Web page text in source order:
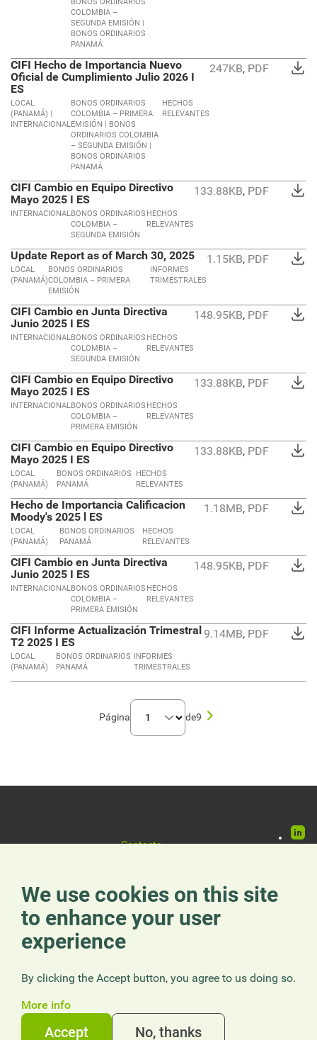
COLOMBIA –
SEGUNDA EMISIÓN |
BONOS ORDINARIOS
PANAMÁ
CIFI Hecho de Importancia Nuevo
Oficial de Cumplimiento Julio 2026 I
ES
LOCAL
(PANAMÁ) |
INTERNACIONAL
BONOS ORDINARIOS
COLOMBIA – PRIMERA
EMISIÓN | BONOS
ORDINARIOS COLOMBIA
– SEGUNDA EMISIÓN |
BONOS ORDINARIOS
PANAMÁ
HECHOS
RELEVANTES
247KB, PDF
CIFI Cambio en Equipo Directivo
Mayo 2025 I ES
INTERNACIONALBONOS ORDINARIOS
COLOMBIA –
SEGUNDA EMISIÓN
HECHOS
RELEVANTES
133.88KB, PDF
Update Report as of March 30, 2025
LOCAL
(PANAMÁ)
BONOS ORDINARIOS
COLOMBIA – PRIMERA
EMISIÓN
INFORMES
TRIMESTRALES
1.15KB, PDF
CIFI Cambio en Junta Directiva
Junio 2025 I ES
INTERNACIONALBONOS ORDINARIOS
COLOMBIA –
SEGUNDA EMISIÓN
HECHOS
RELEVANTES
148.95KB, PDF
CIFI Cambio en Equipo Directivo
Mayo 2025 I ES
INTERNACIONALBONOS ORDINARIOS
COLOMBIA –
PRIMERA EMISIÓN
HECHOS
RELEVANTES
133.88KB, PDF
CIFI Cambio en Equipo Directivo
Mayo 2025 I ES
LOCAL
(PANAMÁ)
BONOS ORDINARIOS
PANAMÁ
HECHOS
RELEVANTES
133.88KB, PDF
Hecho de Importancia Calificacion
Moody's 2025 l ES
LOCAL
(PANAMÁ)
BONOS ORDINARIOS
PANAMÁ
HECHOS
RELEVANTES
1.18MB, PDF
CIFI Cambio en Junta Directiva
Junio 2025 I ES
INTERNACIONALBONOS ORDINARIOS
COLOMBIA –
PRIMERA EMISIÓN
HECHOS
RELEVANTES
148.95KB, PDF
CIFI Informe Actualización Trimestral
T2 2025 I ES
LOCAL
(PANAMÁ)
BONOS ORDINARIOS
PANAMÁ
INFORMES
TRIMESTRALES
9.14MB, PDF
Go
to
Página de9
página
Contacto
Presentar una queja
Financiamiento de Infraestructuras S.A.
Legal
Términos de Uso
Política de
We use cookies on this site
to enhance your user
experience
By clicking the Accept button, you agree to us doing so.
More info
Accept No, thanks